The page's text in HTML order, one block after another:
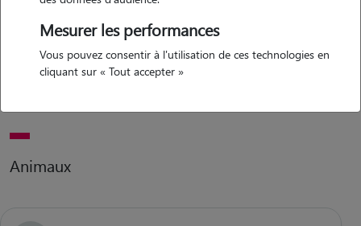
Expérience
je connais beaucoup de chose sur les chats et les chiens, j'ai déjà fait
des mises bas de mes minettes et quand mes animaux sont malade
Animaux
Mesurer les performances
Vous pouvez consentir à l'utilisation de ces technologies en
cliquant sur « Tout accepter »